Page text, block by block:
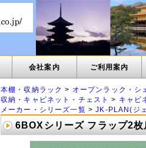
会社案内 ご利用案内
本棚・収納ラック > オープンラック・シ
収納・キャビネット・チェスト
> キャビ
メーカー・シリーズ一覧 >JK-PLAN(ジ
6BOXシリーズ フラップ2